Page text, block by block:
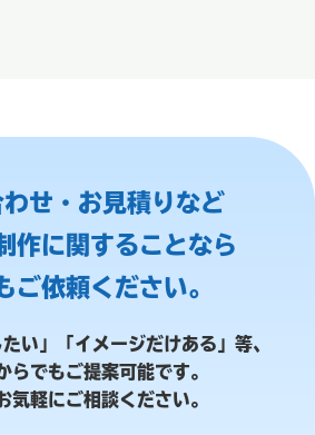
せ・お見積りなど
作に関することなら
ご依頼ください。
たい」「イメージだけある」等、
らでもご提案可能です。
気軽にご相談ください。